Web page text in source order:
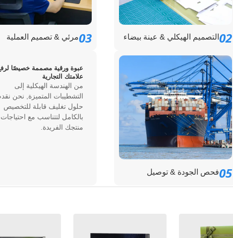
02التصميم الهيكلي & عينة بيضاء 03مرئي & تصميم العملية
05فحص الجودة & توصيل
عبوة ورقية مصممة خصيصًا
علامتك التجارية
من الهندسة الهيكلية إلى
التشطيبات المتميزة, نحن
حلول تغليف قابلة للتخصيص
بالكامل لتتناسب مع احتياجات
منتجك الفريدة.